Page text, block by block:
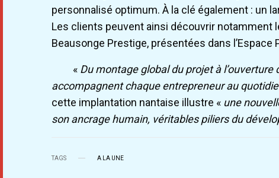
personnalisé optimum. À la clé également : un
Les clients peuvent ainsi découvrir notamment
Beausonge Prestige, présentées dans l’Espace
« Du montage global du projet à
accompagnent chaque entrepreneur au
cette implantation nantaise illustre « une
son ancrage humain, véritables piliers du
TAGS A LA UNE